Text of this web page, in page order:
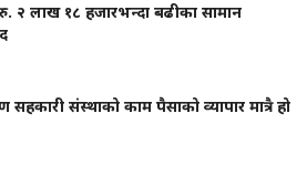
२ लाख १८ हजारभन्दा बढीका सामान
संस्थाको काम पैसाको व्यापार मात्रै हो